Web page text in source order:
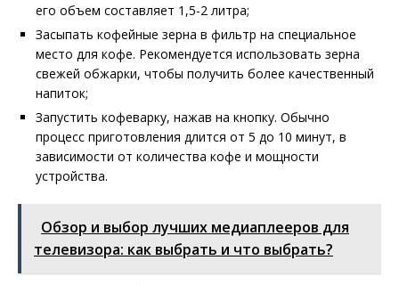
его объем составляет 1,5-2 литра;
Засыпать кофейные зерна в фильтр на специальное
место для кофе. Рекомендуется использовать зерна
свежей обжарки, чтобы получить более качественный
напиток;
Запустить кофеварку, нажав на кнопку. Обычно
процесс приготовления длится от 5 до 10 минут, в
зависимости от количества кофе и мощности
устройства.
Обзор и выбор лучших медиаплееров для
телевизора: как выбрать и что выбрать?